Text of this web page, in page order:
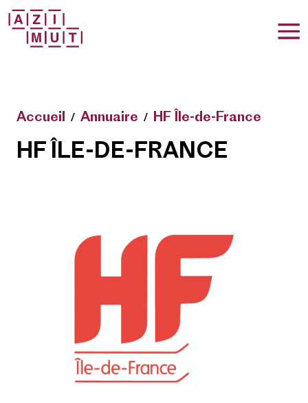
Accueil Annuaire HF Île-de-France
HF ÎLE-DE-FRANCE